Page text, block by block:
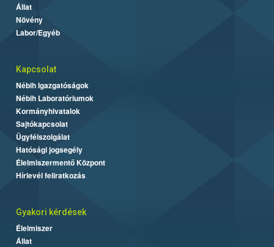
Állat
Növény
Labor/Egyéb
Kapcsolat
Nébih Igazgatóságok
Nébih Laboratóriumok
Kormányhivatalok
Sajtókapcsolat
Ügyfélszolgálat
Hatósági jogsegély
Élelmiszermentő Központ
Hírlevél feliratkozás
Gyakori kérdések
Élelmiszer
Állat